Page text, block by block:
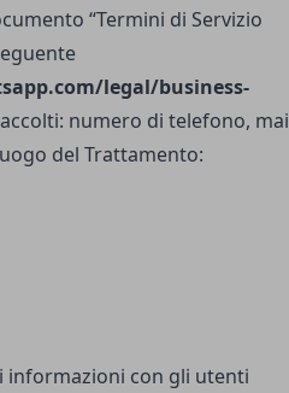
“Termini di Servizio
legal/business-
numero di telefono,
del Trattamento:
informazioni con gli utenti